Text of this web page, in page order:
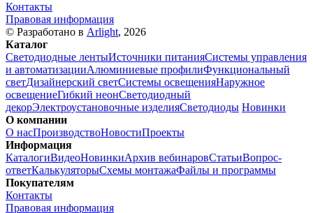
Контакты
Правовая информация
© Разработано в Arlight, 2026
Каталог
Светодиодные лентыИсточники питанияСистемы управления
и автоматизацииАлюминиевые профилиФункциональный
светДизайнерский светСистемы освещенияНаружное
освещениеГибкий неонСветодиодный
декорЭлектроустановочные изделияСветодиоды Новинки
О компании
О насПроизводствоНовостиПроекты
Информация
КаталогиВидеоНовинкиАрхив вебинаровСтатьиВопрос-
ответКалькуляторыСхемы монтажаФайлы и программы
Покупателям
Контакты
Правовая информация